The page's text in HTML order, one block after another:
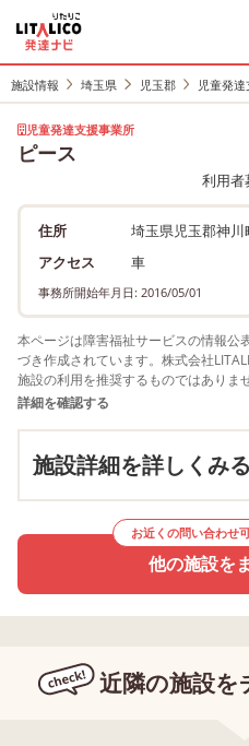
施設情報 埼玉県 児玉郡 児童発
児童発達支援事業所
ピース
利用者
住所
埼玉県児玉郡神川
アクセス
車
事務所開始年月日: 2016/05/01
本ページは障害福祉サービスの情報公
づき作成されています。株式会社
施設の利用を推奨するものではありませ
詳細を確認する
施設詳細を詳しくみる
お近くの問い合わせ
他の施設を
近隣の施設を